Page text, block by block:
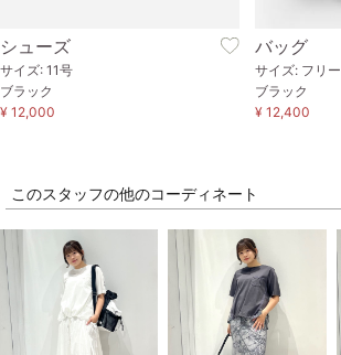
シューズ
サイズ: 11号
ブラック
¥ 12,000
バッグ
サイズ: フリー
ブラック
¥ 12,400
このスタッフの他のコーディネート